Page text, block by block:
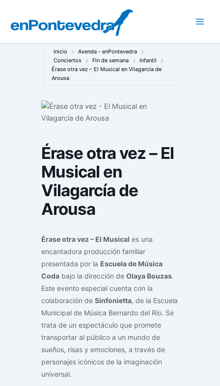
contenido
Inicio
Axenda - enPontevedra
Conciertos
Fin de semana
Infantil
Érase otra vez – El Musical en Vilagarcía de
Arousa
Érase otra vez – El
Musical en
Vilagarcía de
Arousa
Érase otra vez – El Musical es una
encantadora producción familiar
presentada por la Escuela de Música
Coda bajo la dirección de Olaya Bouzas.
Este evento especial cuenta con la
colaboración de Sinfonietta, de la Escuela
Municipal de Música Bernardo del Río. Se
trata de un espectáculo que promete
transportar al público a un mundo de
sueños, risas y emociones, a través de
personajes icónicos de la imaginación
universal.